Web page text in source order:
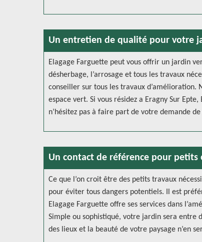
Un entretien de qualité pour votre
Elagage Farguette peut vous offrir un jardin
désherbage, l’arrosage et tous les travaux
conseiller sur tous les travaux d’amélioration.
espace vert. Si vous résidez a Eragny Sur
n’hésitez pas à faire part de votre demande
Un contact de référence pour petits
Ce que l’on croit être des petits travaux
pour éviter tous dangers potentiels. Il est
Elagage Farguette offre ses services dans
Simple ou sophistiqué, votre jardin sera entre
des lieux et la beauté de votre paysage n’en